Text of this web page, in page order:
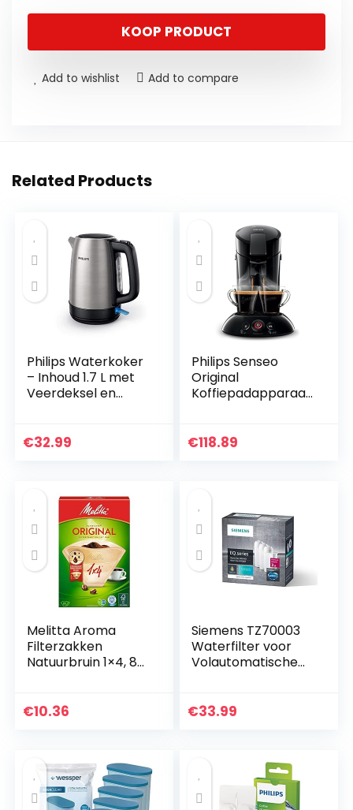
KOOP PRODUCT
Add to wishlist Add to compare
Related Products
Philips Waterkoker
– Inhoud 1.7 L met
Veerdeksel en
(HD9350/90)
€32.99
Philips Senseo
Original
Koffiepadapparaat
crèmelaagje –
€118.89
Melitta Aroma
Filterzakken
Natuurbruin 1×4, 80
€10.36
Siemens TZ70003
Waterfilter voor
Volautomatische
€33.99